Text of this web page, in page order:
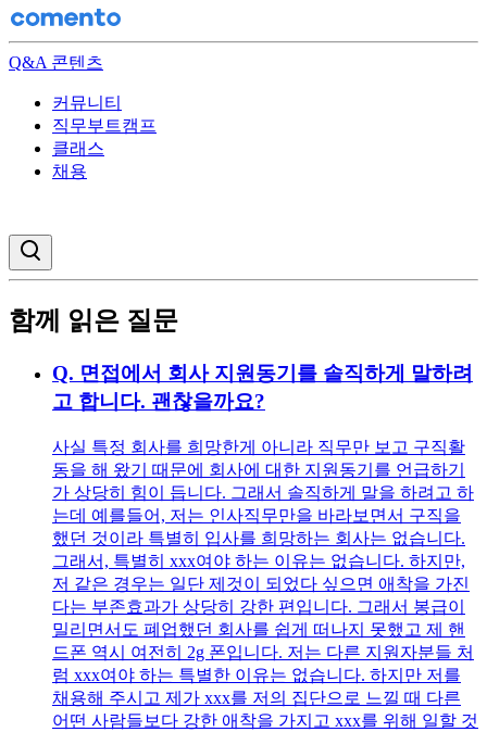
Q&A 콘텐츠
커뮤니티
직무부트캠프
클래스
채용
함께 읽은 질문
Q. 면접에서 회사 지원동기를 솔직하게 말하려
고 합니다. 괜찮을까요?
사실 특정 회사를 희망한게 아니라 직무만 보고 구직활
동을 해 왔기 때문에 회사에 대한 지원동기를 언급하기
가 상당히 힘이 듭니다. 그래서 솔직하게 말을 하려고 하
는데 예를들어, 저는 인사직무만을 바라보면서 구직을
했던 것이라 특별히 입사를 희망하는 회사는 없습니다.
그래서, 특별히 xxx여야 하는 이유는 없습니다. 하지만,
저 같은 경우는 일단 제것이 되었다 싶으면 애착을 가진
다는 부존효과가 상당히 강한 편입니다. 그래서 봉급이
밀리면서도 폐업했던 회사를 쉽게 떠나지 못했고 제 핸
드폰 역시 여전히 2g 폰입니다. 저는 다른 지원자분들 처
럼 xxx여야 하는 특별한 이유는 없습니다. 하지만 저를
채용해 주시고 제가 xxx를 저의 집단으로 느낄 때 다른
어떤 사람들보다 강한 애착을 가지고 xxx를 위해 일할 것